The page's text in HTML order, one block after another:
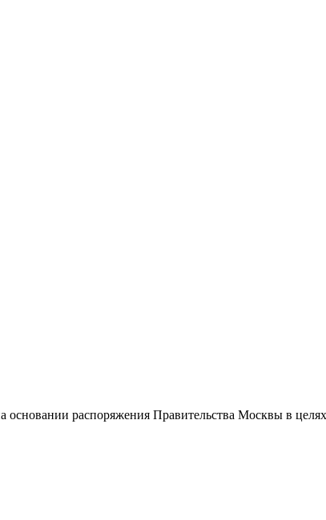
распоряжения Правительства Москвы в